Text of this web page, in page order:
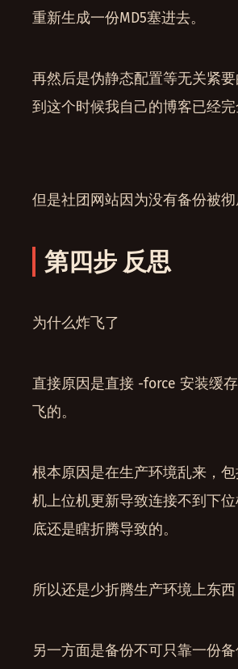
重新生成一份MD5塞进去。
再然后是伪静态配置等无关紧
到这个时候我自己的博客已经完
但是社团网站因为没有备份被
第四步 反思
为什么炸飞了
直接原因是直接 -force 安装缓
飞的。
根本原因是在生产环境乱来，
机上位机更新导致连接不到下位
底还是瞎折腾导致的。
所以还是少折腾生产环境上东西
另一方面是备份不可只靠一份